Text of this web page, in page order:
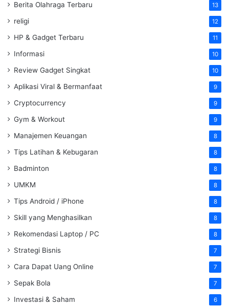
Berita Olahraga Terbaru 13
religi 12
HP & Gadget Terbaru 11
Informasi 10
Review Gadget Singkat 10
Aplikasi Viral & Bermanfaat 9
Cryptocurrency 9
Gym & Workout 9
Manajemen Keuangan 8
Tips Latihan & Kebugaran 8
Badminton 8
UMKM 8
Tips Android / iPhone 8
Skill yang Menghasilkan 8
Rekomendasi Laptop / PC 8
Strategi Bisnis 7
Cara Dapat Uang Online 7
Sepak Bola 7
Investasi & Saham 6